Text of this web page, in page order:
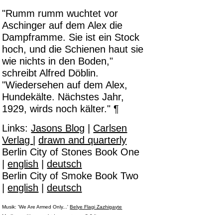
"Rumm rumm wuchtet vor
Aschinger auf dem Alex die
Dampframme. Sie ist ein Stock
hoch, und die Schienen haut sie
wie nichts in den Boden,"
schreibt Alfred Döblin.
"Wiedersehen auf dem Alex,
Hundekälte. Nächstes Jahr,
1929, wirds noch kälter." ¶
Links:Jasons Blog | Carlsen
Verlag |drawn and quarterly
Berlin City of Stones Book One
|english |deutsch
Berlin City of Smoke Book Two
|english |deutsch
Musik: 'We Are Armed Only...'Belye Flagi Zazhigayte